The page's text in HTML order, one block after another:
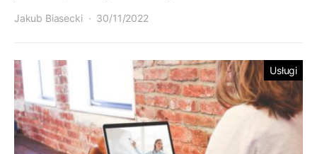
Jakub Biasecki 30/11/2022
Usługi